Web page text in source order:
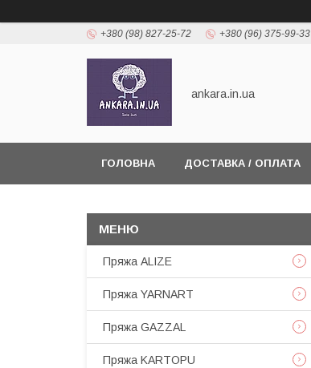
+380 (98) 827-25-72 +380 (96) 375-99-33
ankara.in.ua
ГОЛОВНА ДОСТАВКА / ОПЛАТА
Пряжа ALIZE
Пряжа YARNART
Пряжа GAZZAL
Пряжа KARTOPU